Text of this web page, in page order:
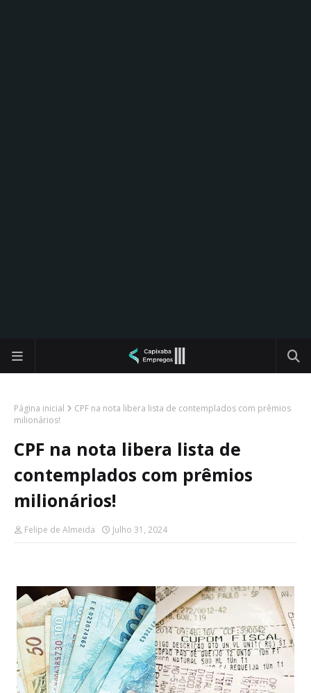
Página inicial
CPF na nota libera lista de contemplados com prêmios
milionários!
CPF na nota libera lista de
contemplados com prêmios
milionários!
Felipe de Almeida Julho 31, 2024